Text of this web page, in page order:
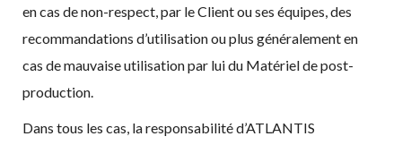
en cas de non-respect, par le Client ou ses équipes, des
recommandations d’utilisation ou plus généralement en
cas de mauvaise utilisation par lui du Matériel de post-
production.
Dans tous les cas, la responsabilité d’ATLANTIS